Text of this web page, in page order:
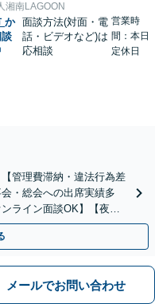
湘南LAGOON
か
談
面談方法(対面・電
話・ビデオなど)は
応相談
営業時
間：本日
定休日
管理費滞納・違法行為差
・総会への出席実績多
ライン面談OK】【夜
メールでお問い合わせ